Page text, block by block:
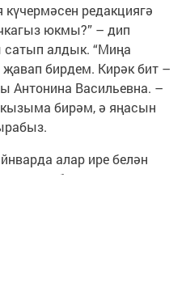
күчермәсен редакциягә
юкмы?” – дип
сатып алдык. “Миңа
бирдем. Кирәк бит –
Антонина Васильевна. –
кызыма бирәм, ә яңасын
алар ире белән
билгеләп үткәннәр,